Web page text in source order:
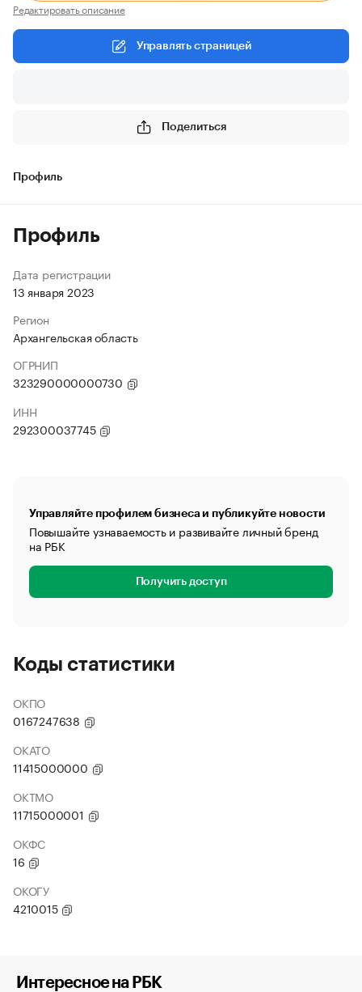
Редактировать описание
Управлять страницей
Поделиться
Профиль
Профиль
Дата регистрации
13 января 2023
Регион
Архангельская область
ОГРНИП
323290000000730
ИНН
292300037745
Управляйте профилем бизнеса и публикуйте новости
Повышайте узнаваемость и развивайте личный бренд
на РБК
Получить доступ
Коды статистики
ОКПО
0167247638
ОКАТО
11415000000
ОКТМО
11715000001
ОКФС
16
ОКОГУ
4210015
Интересное на РБК